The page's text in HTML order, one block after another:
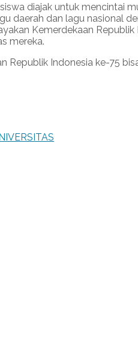
diajak untuk mencintai
daerah dan lagu nasional
Kemerdekaan
mereka.
Indonesia ke-75